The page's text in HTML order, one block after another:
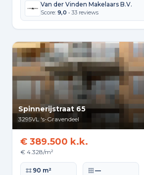
Van der Vinden Makelaars B.V.
Score: 9,0 • 33 reviews
Spinnerijstraat 65
3295VL 's-Gravendeel
€ 389.500 k.k.
€ 4.328/m²
Woonoppervlakte
90 m² Perceeloppervlakte
—